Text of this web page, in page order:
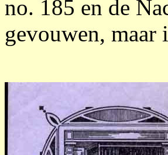
no. 185 en de
gevouwen, maar